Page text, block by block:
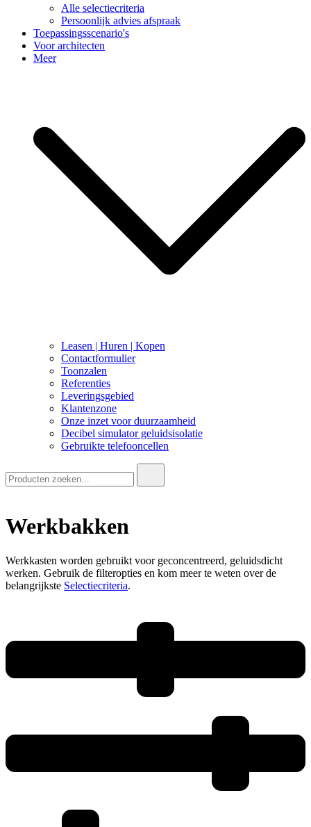
Alle selectiecriteria
Persoonlijk advies afspraak
Toepassingsscenario's
Voor architecten
Meer
Leasen | Huren | Kopen
Contactformulier
Toonzalen
Referenties
Leveringsgebied
Klantenzone
Onze inzet voor duurzaamheid
Decibel simulator geluidsisolatie
Gebruikte telefooncellen
Werkbakken
Werkkasten worden gebruikt voor geconcentreerd, geluidsdicht
werken. Gebruik de filteropties en kom meer te weten over de
belangrijkste Selectiecriteria.